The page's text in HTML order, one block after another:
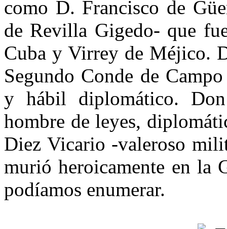
como D. Francisco de
de Revilla Gigedo- que
Cuba y Vi­rrey de Méjico.
Segundo Con­de de
y hábil diplomá­tico.
hombre de leyes,
Diez Vicario -valero­so
murió heroicamente en la
podíamos enumerar.